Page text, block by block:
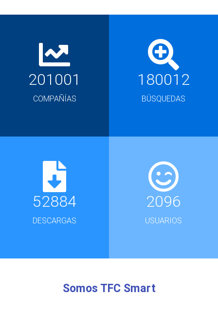
201001
COMPAÑÍAS
180012
BÚSQUEDAS
52884
DESCARGAS
2096
USUARIOS
Somos TFC Smart